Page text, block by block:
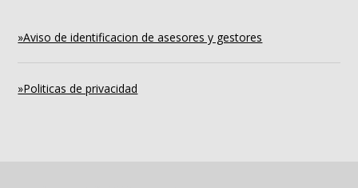
»Aviso de identificacion de asesores y gestores
»Politicas de privacidad